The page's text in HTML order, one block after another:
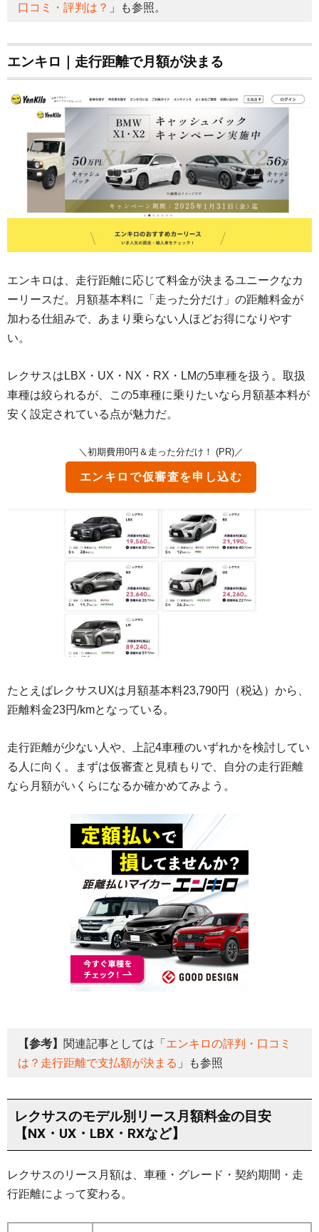
口コミ・評判は？ 」も参照。
エンキロ｜走行距離で月額が決まる
エンキロは、走行距離に応じて料金が決まるユニークなカ
ーリースだ。月額基本料に「走った分だけ」の距離料金が
加わる仕組みで、あまり乗らない人ほどお得になりやす
い。
レクサスはLBX・UX・NX・RX・LMの5車種を扱う。取扱
車種は絞られるが、この5車種に乗りたいなら月額基本料が
安く設定されている点が魅力だ。
＼初期費用0円＆走った分だけ！ (PR)／
エンキロで仮審査を申し込む
たとえばレクサスUXは月額基本料23,790円（税込）から、
距離料金23円/kmとなっている。
走行距離が少ない人や、上記4車種のいずれかを検討してい
る人に向く。まずは仮審査と見積もりで、自分の走行距離
なら月額がいくらになるか確かめてみよう。
【参考】 関連記事としては「 エンキロの評判・口コミ
は？走行距離で支払額が決まる 」も参照
レクサスのモデル別リース月額料金の目安
【NX・UX・LBX・RXなど】
レクサスのリース月額は、車種・グレード・契約期間・走
行距離によって変わる。